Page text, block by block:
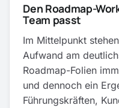
Den Roadmap-
Team passt
Im Mittelpunkt
Aufwand am
Roadmap-Folien
und dennoch ein
Führungskräften,